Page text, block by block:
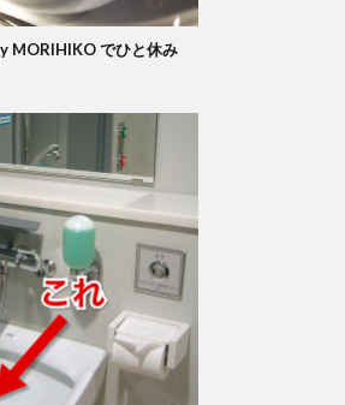
MORIHIKO でひと休み